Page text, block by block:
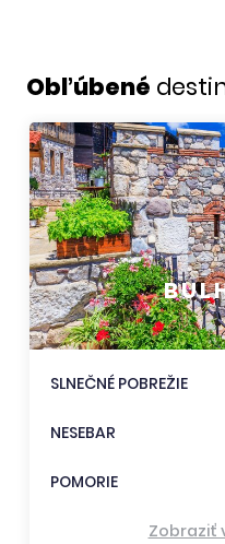
Obľúbené
SLNEČNÉ POBREŽIE
NESEBAR
POMORIE
Zobraziť